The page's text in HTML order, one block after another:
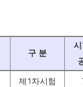
구 분
제 1 차시험